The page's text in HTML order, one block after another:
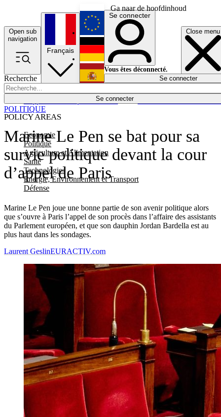
Ga naar de hoofdinhoud
Open sub
navigation
Close menu
Recherche
Se connecter
POLICY AREAS
Economie
Politique
Agriculture et Alimentation
Santé
Technologies
Energie, Environnement et Transport
Défense
Économie
Français
English
Deutsch
Español
Se connecter
Vous êtes déconnecté.
Se connecter
Marine Le Pen se bat pour sa
survie politique devant la cour
d’appel de Paris
Marine Le Pen joue une bonne partie de son avenir politique alors
que s’ouvre à Paris l’appel de son procès dans l’affaire des assistants
du Parlement européen, et que son dauphin Jordan Bardella est au
plus haut dans les sondages.
POLITIQUE
Laurent GeslinEURACTIV.com